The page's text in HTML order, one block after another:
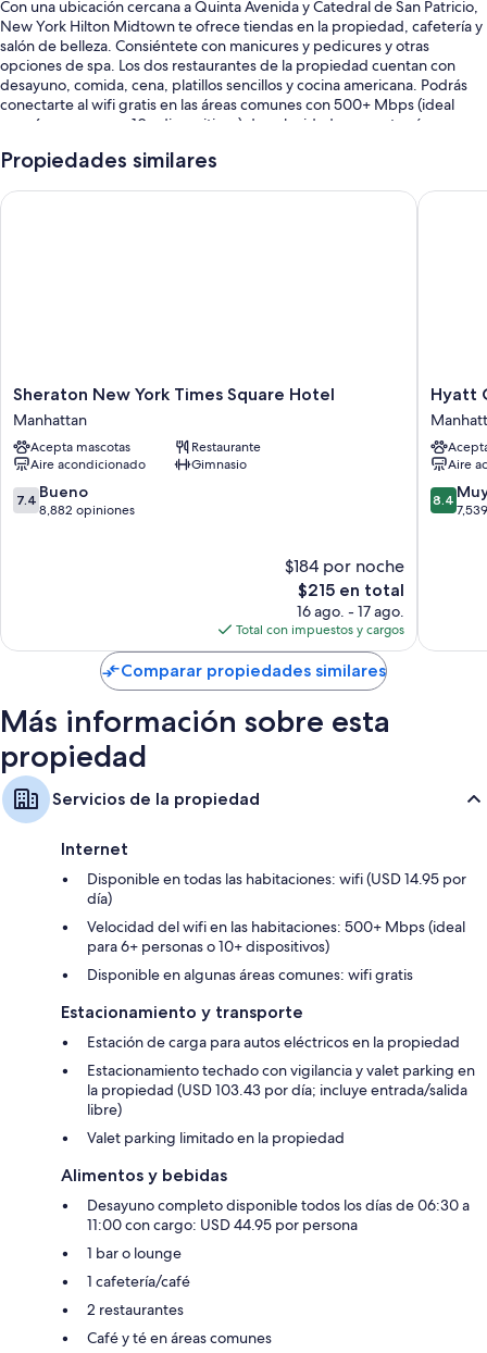
Con una ubicación cercana a Quinta Avenida y Catedral de San Patricio,
New York Hilton Midtown te ofrece tiendas en la propiedad, cafetería y
salón de belleza. Consiéntete con manicures y pedicures y otras
opciones de spa. Los dos restaurantes de la propiedad cuentan con
desayuno, comida, cena, platillos sencillos y cocina americana. Podrás
conectarte al wifi gratis en las áreas comunes con 500+ Mbps (ideal
para 6+ personas o 10+ dispositivos) de velocidad y encontrarás
Estos son algunos servicios adicionales:
Características de la habitación
Las 1878 habitaciones incluyen comodidades como ropa de cama de alta
calidad y caja de seguridad (con espacio para laptop), al igual que
beneficios como aire acondicionado y caja de seguridad. Los huéspedes
destacan de manera positiva la limpieza de las habitaciones.
Otros servicios que también disfrutarás son:
Baños con amenidades de baño de diseñador y tinas o regaderas
Televisiones de alta definición con canales de televisión premium
Armarios o clósets, camas infantiles gratuitas y servicio de limpieza
Propiedades similares
Sheraton
New
York
Times
Square
Hotel
Manhattan
Sheraton New York Times Square Hotel
Manhattan
Acepta mascotas
Restaurante
Aire acondicionado
Gimnasio
7.4
de
7.4 Bueno
8,882 opiniones
$184 por noche
El
precio
actual
es
de
$215
$215 en total
16 ago. - 17 ago.
Total con impuestos y cargos
Sheraton New York Times Square Hotel
Hyatt
Grand
Central
New
York
Hyatt
Aire
8.4
de
8.4
Hyatt
Comparar propiedades similares
Más información sobre esta
propiedad
Servicios de la propiedad
Internet
Disponible en todas las habitaciones: wifi (USD 14.95 por
día)
Velocidad del wifi en las habitaciones: 500+ Mbps (ideal
para 6+ personas o 10+ dispositivos)
Disponible en algunas áreas comunes: wifi gratis
Estacionamiento y transporte
Estación de carga para autos eléctricos en la propiedad
Estacionamiento techado con vigilancia y valet parking en
la propiedad (USD 103.43 por día; incluye entrada/salida
libre)
Valet parking limitado en la propiedad
Alimentos y bebidas
Desayuno completo disponible todos los días de 06:30 a
11:00 con cargo: USD 44.95 por persona
1 bar o lounge
1 cafetería/café
2 restaurantes
Café y té en áreas comunes